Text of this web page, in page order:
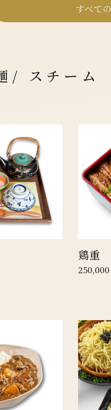
すべて
/ スチーム
鶏重
250,000